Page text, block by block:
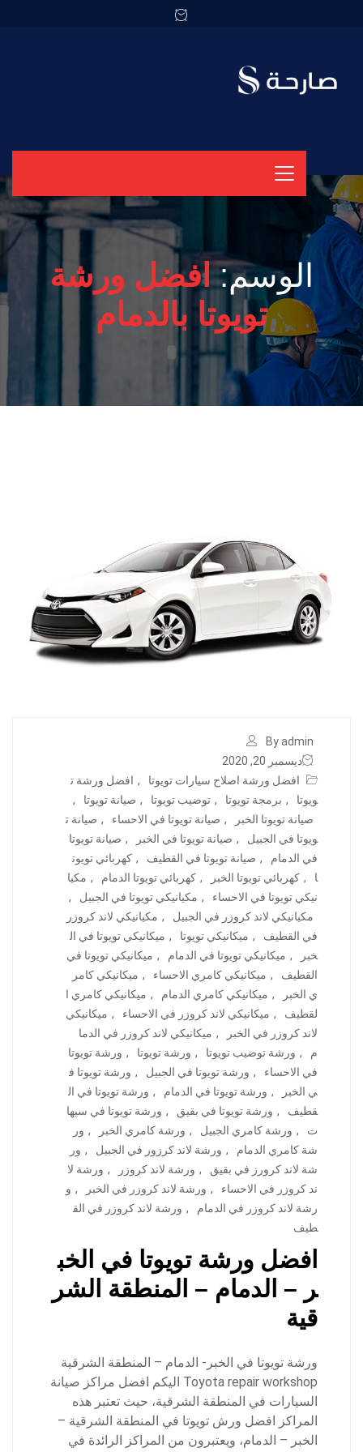
الوسم:افضل ورشة
تويوتا بالدمام
By admin
ديسمبر 20, 2020
افضل ورشة اصلاح سيارات تويوتا
, افضل ورشة ت
ويوتا
, برمجة تويوتا , توضيب تويوتا , صيانة تويوتا
,
صيانة تويوتا الخبر
, صيانة تويوتا في الاحساء , صيانة ت
ويوتا في الجبيل
, صيانة تويوتا في الخبر , صيانة تويوتا
في الدمام
, صيانة تويوتا في القطيف , كهربائي تويوت
ا
, كهربائي تويوتا الخبر , كهربائي تويوتا الدمام , مكيا
نيكي تويوتا في الاحساء
, مكيانيكي تويوتا في الجبيل
,
مكيانيكي لاند كروزر في الجبيل
, مكيانيكي لاند كروزر
في القطيف
, ميكانيكي تويوتا , ميكانيكي تويوتا في ال
خبر
, ميكانيكي تويوتا في الدمام , ميكانيكي تويوتا في
القطيف
, ميكانيكي كامري الاحساء , ميكانيكي كامر
ي الخبر
, ميكانيكي كامري الدمام , ميكانيكي كامري ا
لقطيف
, ميكانيكي لاند كروزر في الاحساء , ميكانيكي
لاند كروزر في الخبر
, ميكانيكي لاند كروزر في الدما
م
, ورشة توضيب تويوتا , ورشة تويوتا , ورشة تويوتا
في الاحساء
, ورشة تويوتا في الجبيل , ورشة تويوتا ف
ي الخبر
, ورشة تويوتا في الدمام , ورشة تويوتا في ال
قطيف
, ورشة تويوتا في بقيق , ورشة تويوتا في سيها
ت
, ورشة كامري الجبيل , ورشة كامري الخبر , ور
شة كامري الدمام
, ورشة لاند كرزور في الجبيل , ور
شة لاند كرورز في بقيق
, ورشة لاند كروزر , ورشة لا
ند كروزر في الاحساء
, ورشة لاند كروزر في الخبر , و
رشة لاند كروزر في الدمام
, ورشة لاند كروزر في الق
طيف
افضل ورشة تويوتا في الخب
ر – الدمام – المنطقة الشر
قية
ورشة تويوتا في الخبر- الدمام – المنطقة الشرقية
Toyota repair workshop اليكم افضل مراكز صيانة
السيارات في المنطقة الشرقية، حيث تعتبر هذه
المراكز افضل ورش تويوتا في المنطقة الشرقية –
الخبر – الدمام، ويعتبرون من المراكز الرائدة في